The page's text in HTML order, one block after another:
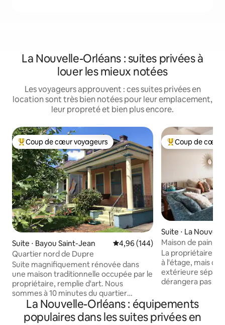
La Nouvelle-Orléans : suites privées à
louer les mieux notées
Les voyageurs approuvent : ces suites privées en
location sont très bien notées pour leur emplacement,
leur propreté et bien plus encore.
Coups de cœur voyageurs les plus appréciés
Coup de cœur voyageurs
Suite ⋅ Bayou Saint-Jean Évaluation moyenne sur la
4,96 (144)
Quartier nord de Dupre
Suite magnifiquement rénovée dans
une maison traditionnelle occupée par le
propriétaire, remplie d'art. Nous
sommes à 10 minutes du quartier
français et à 5 minutes à pied du Jazz
Fest. Le logement dispose d'une entrée
séparée, d'une connexion Wi-Fi, d'une
Coups de cœur
Coup de cœur
Suite ⋅ La
Maison de pain
La propriétaire
à l'étage, mais
extérieure
dérangera pas ses invités.
et demie à
cuisine gastronomique.
naturelle orne ce
La Nouvelle-Orléans : équipements
populaires dans les suites privées en